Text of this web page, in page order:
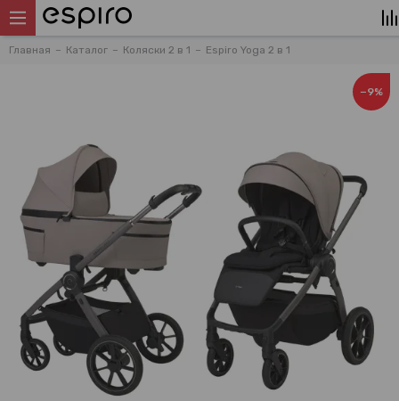
Главная Каталог Коляски 2 в 1 Espiro Yoga 2 в 1
−9%